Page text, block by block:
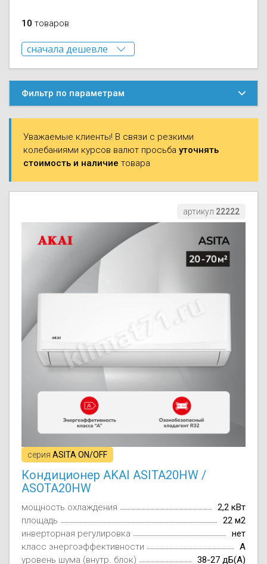
сначала дешевле
сначала дешевле
сначала дороже
по названию ↓
по названию ↑
10 товаров
Фильтр по параметрам
Уважаемые клиенты! В связи с резкими
колебаниями курсов валют просьба уточнять
стоимость и наличие товара
артикул 22222
серия ASITA ON/OFF
Кондиционер AKAI ASITA20HW /
ASOTA20HW
мощность охлаждения
2,2 кВт
площадь
22 м2
инверторная регулировка
нет
класс энергоэффективности
A
уровень шума (внутр. блок)
38-27 дБ(А)
Чиллеры
Фанкойлы
Вентиляторы
Очистители и
воздуха
Wi-Fi модуля
Сушилки для
Печи банные
Газонокосилки
Подметально-
техника
Дровоколы